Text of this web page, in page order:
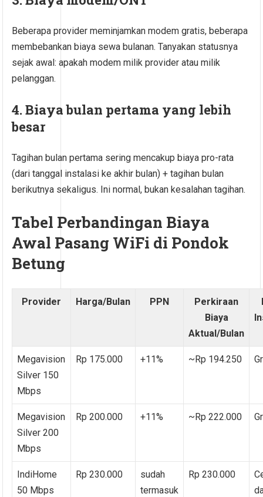
Beberapa provider meminjamkan modem gratis, beberapa
membebankan biaya sewa bulanan. Tanyakan statusnya
sejak awal: apakah modem milik provider atau milik
pelanggan.
4. Biaya bulan pertama yang lebih
besar
Tagihan bulan pertama sering mencakup biaya pro-rata
(dari tanggal instalasi ke akhir bulan) + tagihan bulan
berikutnya sekaligus. Ini normal, bukan kesalahan tagihan.
Tabel Perbandingan Biaya
Awal Pasang WiFi di Pondok
Betung
Provider Harga/Bulan PPN
Perkiraan
Biaya
Aktual/Bulan
Megavision
Silver 150
Mbps
Rp 175.000 +11% ~Rp 194.250
Megavision
Silver 200
Mbps
Rp 200.000 +11% ~Rp 222.000
IndiHome
50 Mbps
Rp 230.000
sudah
termasuk
Rp 230.000